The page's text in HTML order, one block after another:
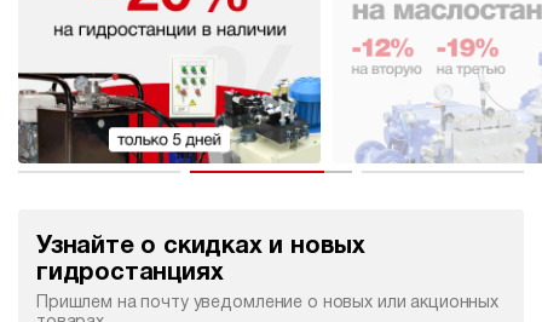
Узнайте о скидках и новых
гидростанциях
Пришлем на почту уведомление о новых или акционных